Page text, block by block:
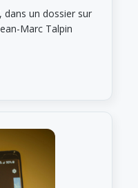
dans un dossier sur
Marc Talpin